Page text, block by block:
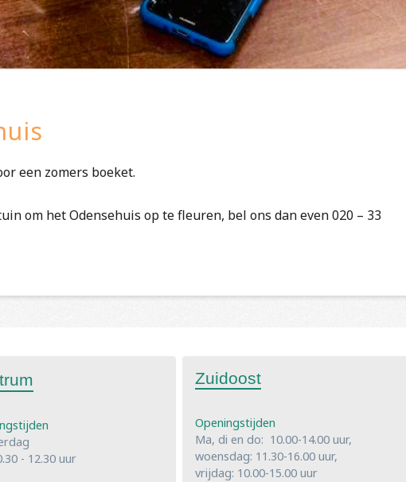
een zomers boeket.
om het Odensehuis op te fleuren, bel ons dan even 020 – 33
- 12.30 uur
Zuidoost
Openingstijden
Ma, di en do: 10.00-14.00 uur,
woensdag: 11.30-16.00 uur,
vrijdag: 10.00-15.00 uur